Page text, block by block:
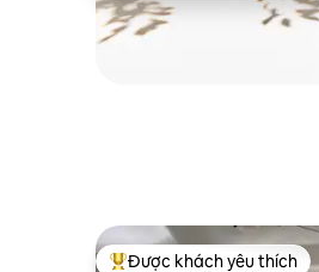
Được khách yêu thích